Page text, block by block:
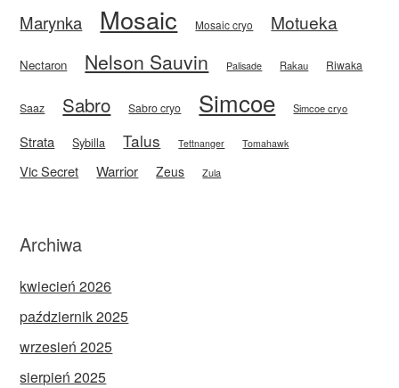
Marynka
Mosaic Mosaic cryo Motueka
Nectaron Nelson Sauvin Palisade Rakau Riwaka
Saaz Sabro Sabro cryo Simcoe Simcoe cryo
Strata Sybilla Talus Tettnanger Tomahawk
Vic Secret Warrior Zeus Zula
Archiwa
kwiecień 2026
październik 2025
wrzesień 2025
sierpień 2025